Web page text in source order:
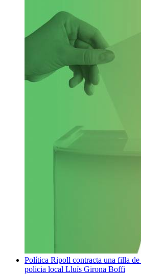
Política Ripoll contracta una filla
policia local Lluís Girona Boffi